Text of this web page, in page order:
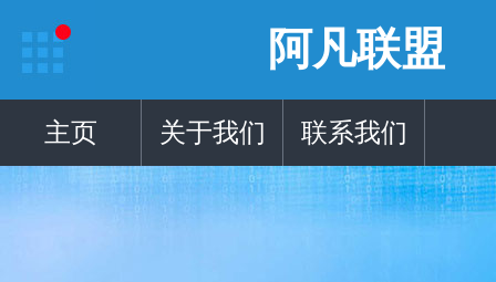
阿凡联盟
主页 关于我们 联系我们